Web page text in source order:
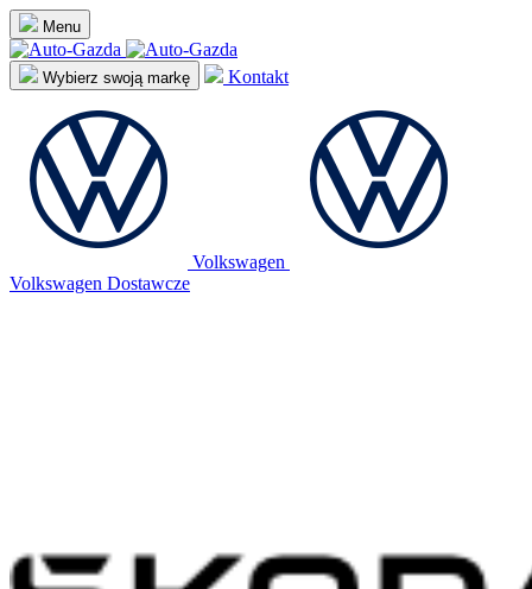
Menu
Wybierz swoją markę Kontakt
Volkswagen
Volkswagen Dostawcze